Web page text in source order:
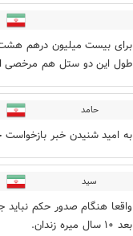
برای بیست میلیون درهم هشت
طول این دو ستل هم مرخصی
حامد
به امید شنیدن خبر
سید
بعد ۱۰ سال میره زندان.